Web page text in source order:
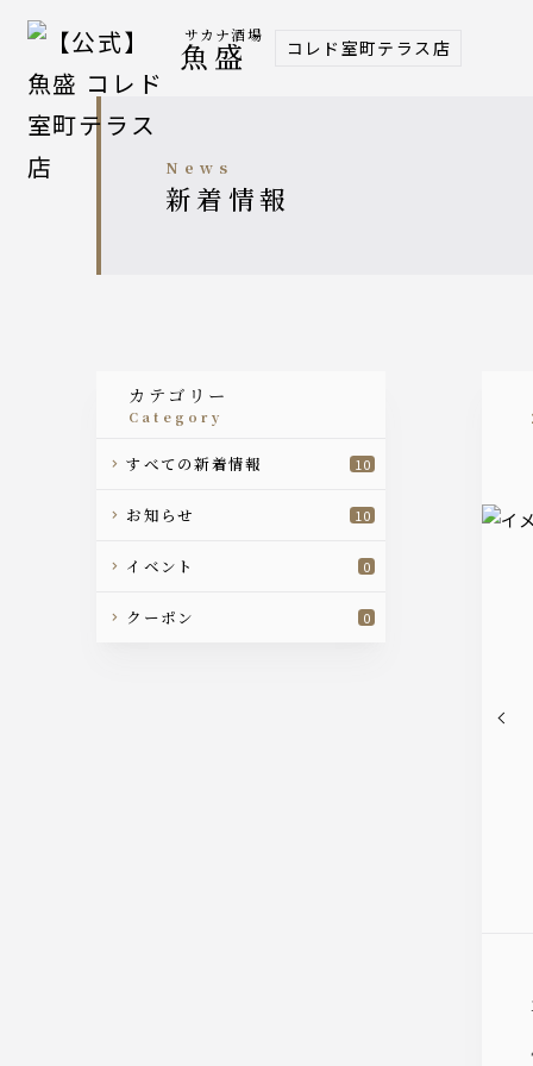
サカナ酒場
魚盛 コレド室町テラス店
news
新着情報
カテゴリー
category
すべての新着情報 10
お知らせ 10
イベント 0
クーポン 0